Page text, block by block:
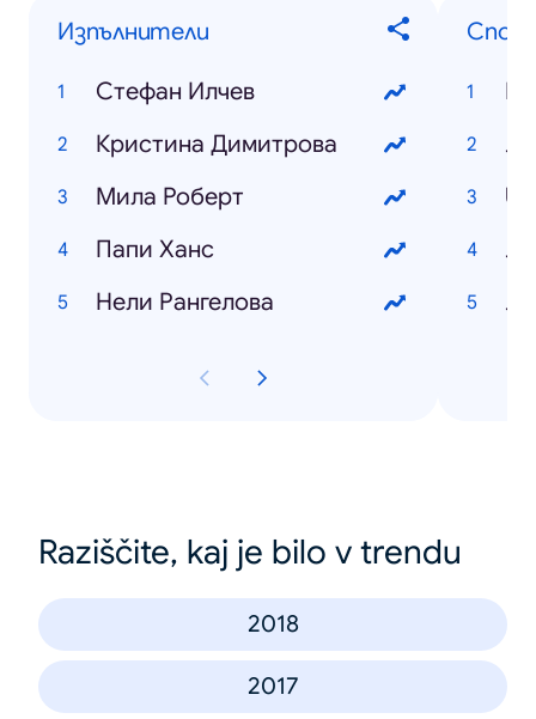
Изпълнители
Стефан Илчев
Кристина Димитрова
Мила Роберт
Папи Ханс
Нели Рангелова
Raziščite, kaj je bilo v trendu
2018
2017